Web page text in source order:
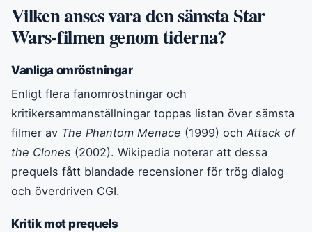
Vilken anses vara den sämsta Star
Wars-filmen genom tiderna?
Vanliga omröstningar
Enligt flera fanomröstningar och
kritikersammanställningar toppas listan över sämsta
filmer av The Phantom Menace (1999) och Attack of
the Clones (2002). Wikipedia noterar att dessa
prequels fått blandade recensioner för trög dialog
och överdriven CGI.
Kritik mot prequels